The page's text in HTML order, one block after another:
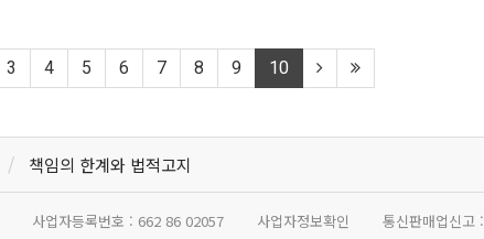
3 4 5 6 7 8 9 10
책임의 한계와 법적고지
사업자등록번호 : 662 86 02057 사업자정보확인 통신판매업신고 :